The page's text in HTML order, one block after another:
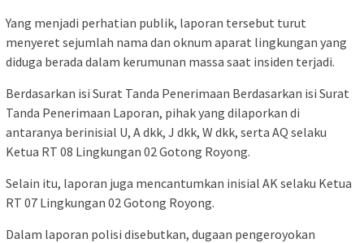
Yang menjadi perhatian publik, laporan tersebut turut
menyeret sejumlah nama dan oknum aparat lingkungan yang
diduga berada dalam kerumunan massa saat insiden terjadi.
Berdasarkan isi Surat Tanda Penerimaan Berdasarkan isi Surat
Tanda Penerimaan Laporan, pihak yang dilaporkan di
antaranya berinisial U, A dkk, J dkk, W dkk, serta AQ selaku
Ketua RT 08 Lingkungan 02 Gotong Royong.
Selain itu, laporan juga mencantumkan inisial AK selaku Ketua
RT 07 Lingkungan 02 Gotong Royong.
Dalam laporan polisi disebutkan, dugaan pengeroyokan